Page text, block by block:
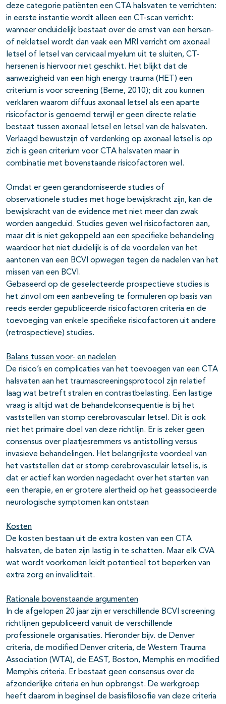
deze categorie patiënten een CTA halsvaten te verrichten:
in eerste instantie wordt alleen een CT-scan verricht:
wanneer onduidelijk bestaat over de ernst van een hersen-
of nekletsel wordt dan vaak een MRI verricht om axonaal
letsel of letsel van cervicaal myelum uit te sluiten, CT-
hersenen is hiervoor niet geschikt. Het blijkt dat de
aanwezigheid van een high energy trauma (HET) een
criterium is voor screening (Berne, 2010); dit zou kunnen
verklaren waarom diffuus axonaal letsel als een aparte
risicofactor is genoemd terwijl er geen directe relatie
bestaat tussen axonaal letsel en letsel van de halsvaten.
Verlaagd bewustzijn of verdenking op axonaal letsel is op
zich is geen criterium voor CTA halsvaten maar in
combinatie met bovenstaande risicofactoren wel.
Omdat er geen gerandomiseerde studies of
observationele studies met hoge bewijskracht zijn, kan de
bewijskracht van de evidence met niet meer dan zwak
worden aangeduid. Studies geven wel risicofactoren aan,
maar dit is niet gekoppeld aan een specifieke behandeling
waardoor het niet duidelijk is of de voordelen van het
aantonen van een BCVI opwegen tegen de nadelen van het
missen van een BCVI.
Gebaseerd op de geselecteerde prospectieve studies is
het zinvol om een aanbeveling te formuleren op basis van
reeds eerder gepubliceerde risicofactoren criteria en de
toevoeging van enkele specifieke risicofactoren uit andere
(retrospectieve) studies.
Balans tussen voor- en nadelen
De risico’s en complicaties van het toevoegen van een CTA
halsvaten aan het traumascreeningsprotocol zijn relatief
laag wat betreft stralen en contrastbelasting. Een lastige
vraag is altijd wat de behandelconsequentie is bij het
vaststellen van stomp cerebrovasculair letsel. Dit is ook
niet het primaire doel van deze richtlijn. Er is zeker geen
consensus over plaatjesremmers vs antistolling versus
invasieve behandelingen. Het belangrijkste voordeel van
het vaststellen dat er stomp cerebrovasculair letsel is, is
dat er actief kan worden nagedacht over het starten van
een therapie, en er grotere alertheid op het geassocieerde
neurologische symptomen kan ontstaan
Kosten
De kosten bestaan uit de extra kosten van een CTA
halsvaten, de baten zijn lastig in te schatten. Maar elk CVA
wat wordt voorkomen leidt potentieel tot beperken van
extra zorg en invaliditeit.
Rationale bovenstaande argumenten
In de afgelopen 20 jaar zijn er verschillende BCVI screening
richtlijnen gepubliceerd vanuit de verschillende
professionele organisaties. Hieronder bijv. de Denver
criteria, de modified Denver criteria, de Western Trauma
Association (WTA), de EAST, Boston, Memphis en modified
Memphis criteria. Er bestaat geen consensus over de
afzonderlijke criteria en hun opbrengst. De werkgroep
heeft daarom in beginsel de basisfilosofie van deze criteria